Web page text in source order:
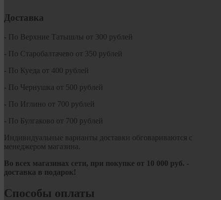
Доставка
- По Верхние Татышлы от 300 рублей
- По Старобалтачево от 350 рублей
- По Куеда от 400 рублей
- По Чернушка от 500 рублей
- По Иглино от 700 рублей
- По Булгаково от 700 рублей
Индивидуальные варианты доставки обговариваются с
менеджером магазина.
Во всех магазинах сети, при покупке от 10 000 руб. -
доставка в подарок!
Способы оплаты